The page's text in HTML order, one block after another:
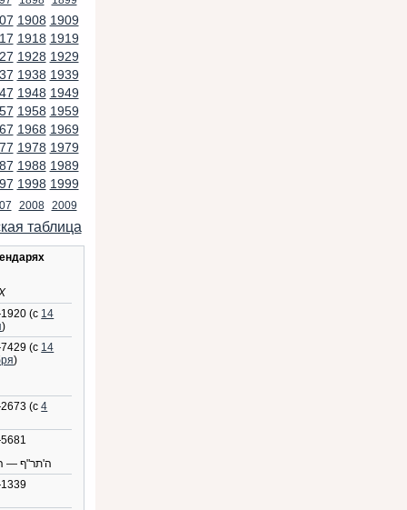
1908 1909
1918 1919
1928 1929
1938 1939
1948 1949
1958 1959
1968 1969
1978 1979
1988 1989
1998 1999
2008 2009
таблица
(с 14
)
(с 14
)
(с4
ה'תר"ף —